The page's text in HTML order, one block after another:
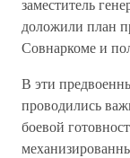
заместитель
доложили план
Совнаркоме и
В эти
проводились
боевой